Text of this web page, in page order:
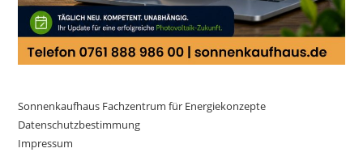
Sonnenkaufhaus Fachzentrum für Energiekonzepte
Datenschutzbestimmung
Impressum